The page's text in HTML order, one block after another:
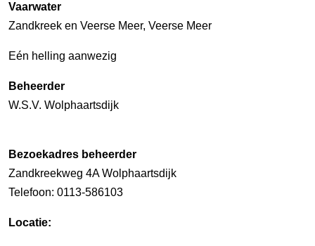
Vaarwater
Zandkreek en Veerse Meer, Veerse Meer
Eén helling aanwezig
Beheerder
W.S.V. Wolphaartsdijk
Bezoekadres beheerder
Zandkreekweg 4A Wolphaartsdijk
Telefoon: 0113-586103
Locatie: